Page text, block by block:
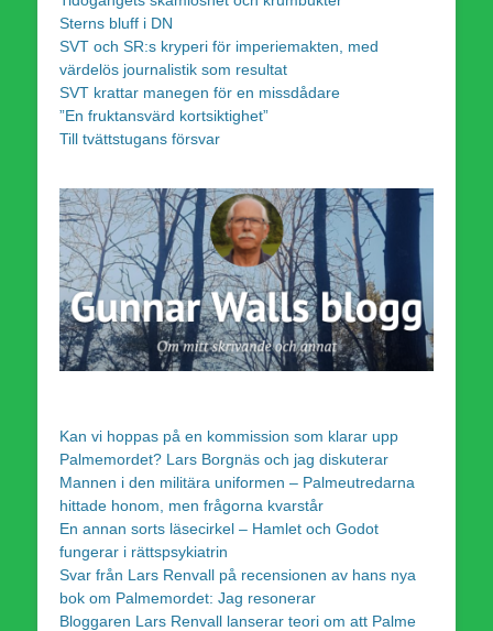
Sterns bluff i DN
SVT och SR:s kryperi för imperiemakten, med
värdelös journalistik som resultat
SVT krattar manegen för en missdådare
”En fruktansvärd kortsiktighet”
Till tvättstugans försvar
Kan vi hoppas på en kommission som klarar upp
Palmemordet? Lars Borgnäs och jag diskuterar
Mannen i den militära uniformen – Palmeutredarna
hittade honom, men frågorna kvarstår
En annan sorts läsecirkel – Hamlet och Godot
fungerar i rättspsykiatrin
Svar från Lars Renvall på recensionen av hans nya
bok om Palmemordet: Jag resonerar
Bloggaren Lars Renvall lanserar teori om att Palme